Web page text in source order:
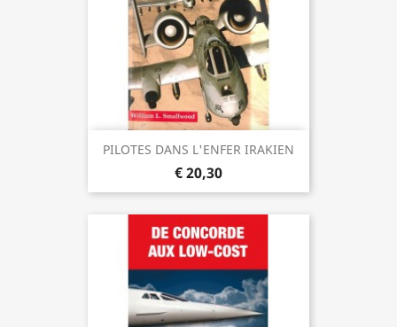
PILOTES DANS L'ENFER IRAKIEN
€ 20,30